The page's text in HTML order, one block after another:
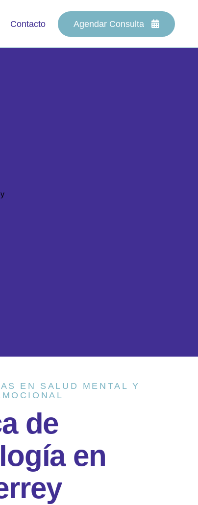
Contacto Agendar Consulta
EN SALUD MENTAL Y
a de
logía en
rrey